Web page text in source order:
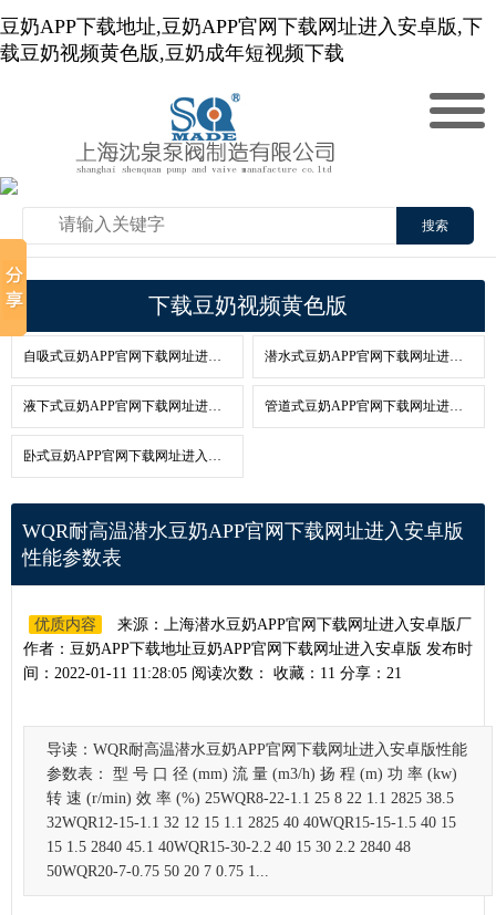
豆奶APP下载地址,豆奶APP官网下载网址进入安卓版,下
载豆奶视频黄色版,豆奶成年短视频下载
搜索
下载豆奶视频黄色版
自吸式豆奶APP官网下载网址进入安卓版 潜水式豆奶APP官网下载网址进入安卓版
液下式豆奶APP官网下载网址进入安卓版 管道式豆奶APP官网下载网址进入安卓版
卧式豆奶APP官网下载网址进入安卓版
WQR耐高温潜水豆奶APP官网下载网址进入安卓版
性能参数表
优质内容
来源：上海潜水豆奶APP官网下载网址进入安卓版厂
作者：豆奶APP下载地址豆奶APP官网下载网址进入安卓版 发布时
间：2022-01-11 11:28:05 阅读次数：
收藏：11 分享：21
导读： WQR耐高温潜水豆奶APP官网下载网址进入安卓版性能
参数表：​ 型 号 口 径 (mm) 流 量 (m3/h) 扬 程 (m) 功 率 (kw)
转 速 (r/min) 效 率 (%) 25WQR8-22-1.1 25 8 22 1.1 2825 38.5
32WQR12-15-1.1 32 12 15 1.1 2825 40 40WQR15-15-1.5 40 15
15 1.5 2840 45.1 40WQR15-30-2.2 40 15 30 2.2 2840 48
50WQR20-7-0.75 50 20 7 0.75 1...